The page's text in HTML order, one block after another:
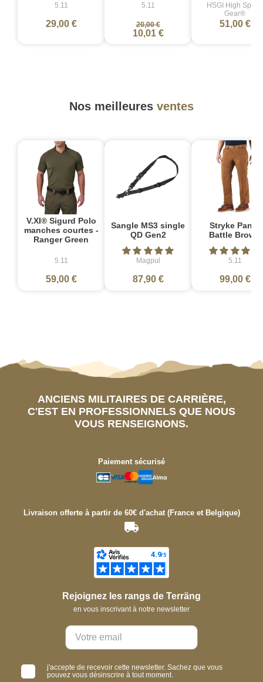
5.11
29,00 €
5.11
20,00 €
10,01 €
HSGI High Speed
Gear®
51,00 €
Nos meilleures ventes
V.XI® Sigurd Polo
manches courtes -
Ranger Green
5.11
59,00 €
Sangle MS3 single
QD Gen2
Magpul
87,90 €
Stryke Pant -
Battle Brown
5.11
99,00 €
ANCIENS MILITAIRES DE CARRIÈRE,
C'EST EN PROFESSIONNELS QUE NOUS
VOUS RENSEIGNONS.
Paiement sécurisé
Livraison offerte à partir de 60€ d'achat (France et Belgique)
Rejoignez les rangs de Terräng
en vous inscrivant à notre newsletter
j'accepte de recevoir cette newsletter. Sachez que vous
pouvez vous désinscrire à tout moment.